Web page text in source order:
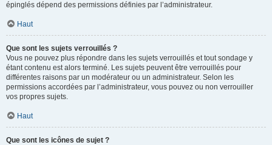
épinglés dépend des permissions définies par l’administrateur.
Haut
Que sont les sujets verrouillés ?
Vous ne pouvez plus répondre dans les sujets verrouillés et tout sondage y
étant contenu est alors terminé. Les sujets peuvent être verrouillés pour
différentes raisons par un modérateur ou un administrateur. Selon les
permissions accordées par l’administrateur, vous pouvez ou non verrouiller
vos propres sujets.
Haut
Que sont les icônes de sujet ?